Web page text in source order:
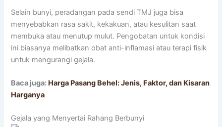
Selain bunyi, peradangan pada sendi TMJ juga bisa
menyebabkan rasa sakit, kekakuan, atau kesulitan saat
membuka atau menutup mulut. Pengobatan untuk kondisi
ini biasanya melibatkan obat anti-inflamasi atau terapi fisik
untuk mengurangi gejala.
Baca juga: Harga Pasang Behel: Jenis, Faktor, dan Kisaran
Harganya
Gejala yang Menyertai Rahang Berbunyi